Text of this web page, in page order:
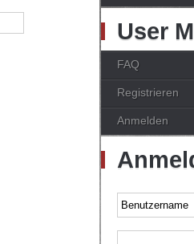
User
FAQ
Registrieren
Anmelden